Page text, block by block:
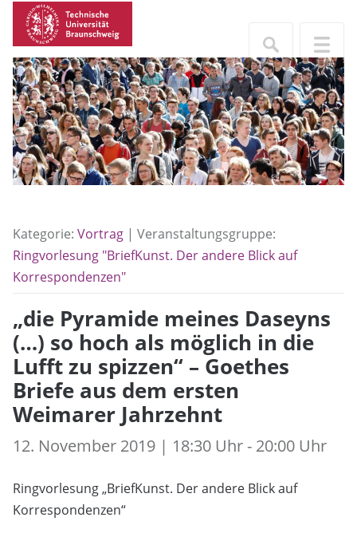
Kategorie: Vortrag | Veranstaltungsgruppe:
Ringvorlesung "BriefKunst. Der andere Blick auf
Korrespondenzen"
„die Pyramide meines Daseyns
(…) so hoch als möglich in die
Lufft zu spizzen“ – Goethes
Briefe aus dem ersten
Weimarer Jahrzehnt
12. November 2019 | 18:30 Uhr - 20:00 Uhr
Ringvorlesung „BriefKunst. Der andere Blick auf
Korrespondenzen“